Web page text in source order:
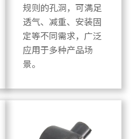
规则的孔洞，可满足
透气、减重、安装固
定等不同需求，广泛
应用于多种产品场
景。